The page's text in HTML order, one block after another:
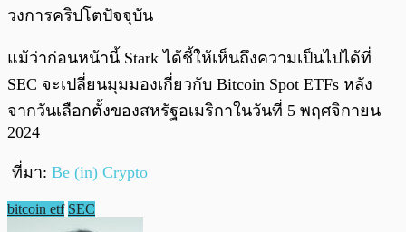
วงการคริปโตปัจจุบัน
แม้ว่าก่อนหน้านี้ Stark ได้ชี้ให้เห็นถึงความเป็นไปได้ที่
SEC จะเปลี่ยนมุมมองเกี่ยวกับ Bitcoin Spot ETFs หลัง
จากวันเลือกตั้งของสหรัฐอเมริกาในวันที่ 5 พฤศจิกายน
2024
ที่มา: Be (in) Crypto
bitcoin etf SEC